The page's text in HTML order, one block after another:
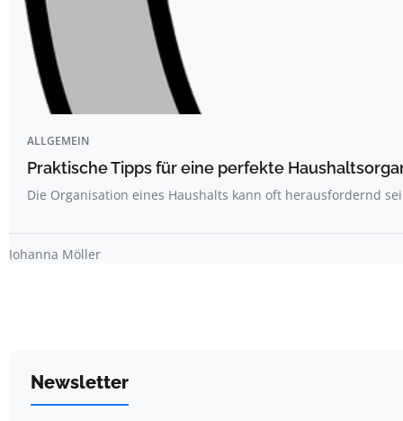
ALLGEMEIN
Praktische Tipps für eine perfekte
Die Organisation eines Haushalts kann oft herausfordernd
Johanna Möller
Newsletter